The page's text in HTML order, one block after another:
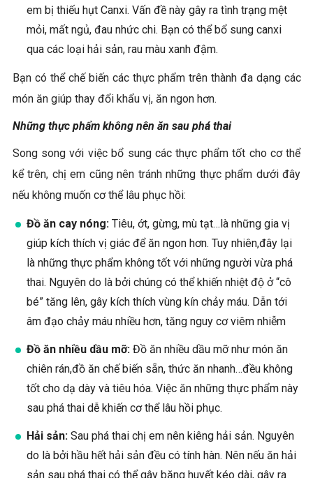
em bị thiếu hụt Canxi. Vấn đề này gây ra tình trạng mệt
mỏi, mất ngủ, đau nhức chi. Bạn có thể bổ sung canxi
qua các loại hải sản, rau màu xanh đậm.
Bạn có thể chế biến các thực phẩm trên thành đa dạng các
món ăn giúp thay đổi khẩu vị, ăn ngon hơn.
Những thực phẩm không nên ăn sau phá thai
Song song với việc bổ sung các thực phẩm tốt cho cơ thể
kể trên, chị em cũng nên tránh những thực phẩm dưới đây
nếu không muốn cơ thể lâu phục hồi:
Đồ ăn cay nóng: Tiêu, ớt, gừng, mù tạt…là những gia vị
giúp kích thích vị giác để ăn ngon hơn. Tuy nhiên,đây lại
là những thực phẩm không tốt với những người vừa phá
thai. Nguyên do là bởi chúng có thể khiến nhiệt độ ở “cô
bé” tăng lên, gây kích thích vùng kín chảy máu. Dẫn tới
âm đạo chảy máu nhiều hơn, tăng nguy cơ viêm nhiễm
Đồ ăn nhiều dầu mỡ:Đồ ăn nhiều dầu mỡ như món ăn
chiên rán,đồ ăn chế biến sẵn, thức ăn nhanh…đều không
tốt cho dạ dày và tiêu hóa. Việc ăn những thực phẩm này
sau phá thai dễ khiến cơ thể lâu hồi phục.
Hải sản: Sau phá thai chị em nên kiêng hải sản. Nguyên
do là bởi hầu hết hải sản đều có tính hàn. Nên nếu ăn hải
sản sau phá thai có thể gây băng huyết kéo dài, gây ra